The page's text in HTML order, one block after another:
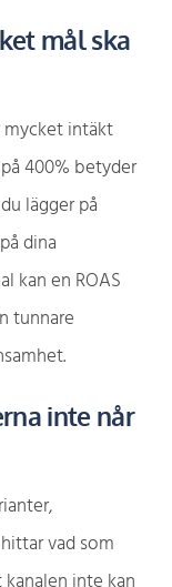
mål ska
mycket intäkt
400% betyder
lägger på
dina
kan en ROAS
tunnare
inte når
vad som